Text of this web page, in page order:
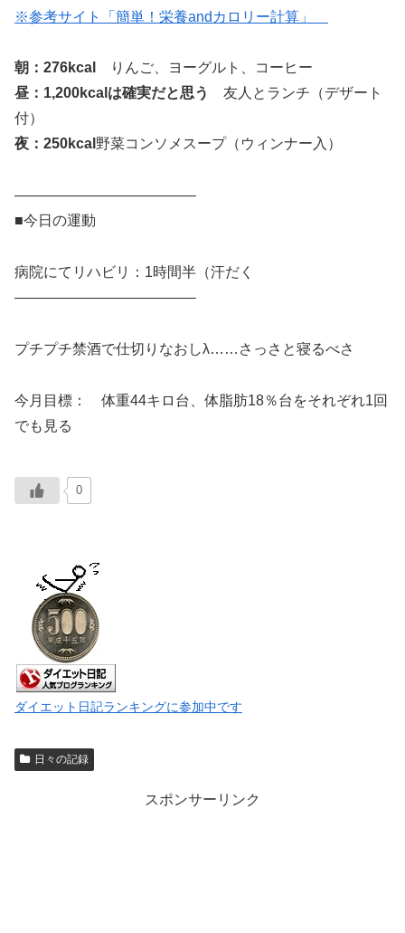
※参考サイト「簡単！栄養andカロリー計算」
朝：276kcal
りんご、ヨーグルト、コーヒー
昼：1,200kcalは確実だと思う
友人とランチ（デザート
付）
夜：250kcal 野菜コンソメスープ（ウィンナー入）
————————————–
■今日の運動
病院にてリハビリ：1時間半（汗だく
————————————–
プチプチ禁酒で仕切りなおしλ……さっさと寝るべさ
今月目標： 体重44キロ台、体脂肪18％台をそれぞれ1回
でも見る
0
ダイエット日記ランキングに参加中です
日々の記録
スポンサーリンク